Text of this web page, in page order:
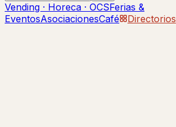
Vending · Horeca · OCSFerias &
EventosAsociacionesCafé Directorios